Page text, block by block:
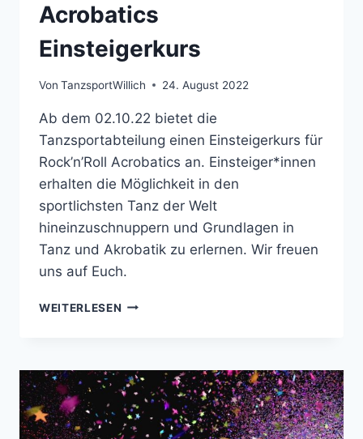
Acrobatics
Einsteigerkurs
Von TanzsportWillich 24. August 2022
Ab dem 02.10.22 bietet die
Tanzsportabteilung einen Einsteigerkurs für
Rock’n’Roll Acrobatics an. Einsteiger*innen
erhalten die Möglichkeit in den
sportlichsten Tanz der Welt
hineinzuschnuppern und Grundlagen in
Tanz und Akrobatik zu erlernen. Wir freuen
uns auf Euch.
WEITERLESEN NEUER
ACROBATICS
EINSTEIGERKURS